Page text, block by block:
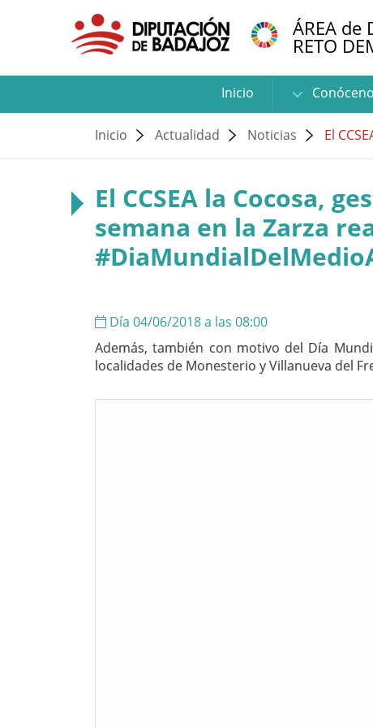
ÁREA de
RETO
Inicio
Inicio Actualidad Noticias El
El CCSEA la Cocosa,
semana en la Zarza
Día 04/06/2018 a las 08:00
Además, también con motivo del Día
localidades de Monesterio y Villanueva del